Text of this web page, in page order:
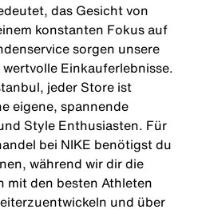
das Gesicht von
konstanten Fokus auf
sorgen unsere
Einkauferlebnisse.
jeder Store ist
eigene, spannende
Style Enthusiasten. Für
bei NIKE benötigst du
während wir dir die
mit den besten Athleten
und über